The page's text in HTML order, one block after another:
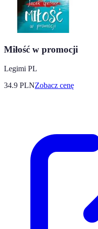
Miłość w promocji
Legimi PL
34.9 PLNZobacz cenę